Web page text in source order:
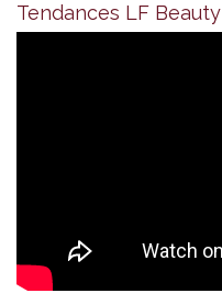
Tendances LF Beauty